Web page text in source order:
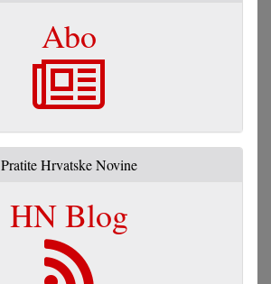
Abo
Pratite Hrvatske Novine
HN Blog